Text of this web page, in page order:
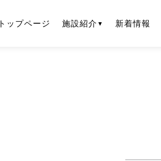
トップページ 施設紹介 新着情報